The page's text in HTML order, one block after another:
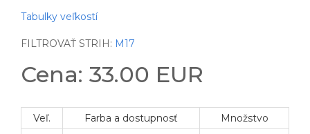
Tabulky veľkostí
FILTROVAŤ STRIH: M17
Cena: 33.00 EUR
Veľ. Farba a dostupnosť Množstvo